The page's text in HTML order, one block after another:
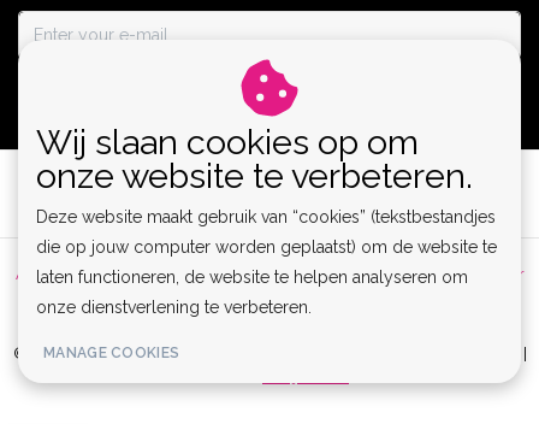
Algemene voorwaarden | Privacy Policy | Sitemap |
Disclaimer
RSS Feed
© Copyright 2026 - Lamor | Clubwear, Lingerie & Kinky Fashion XS-6XL |
Wij slaan cookies op om
onze website te verbeteren.
Deze website maakt gebruik van “cookies” (tekstbestandjes
die op jouw computer worden geplaatst) om de website te
laten functioneren, de website te helpen analyseren om
onze dienstverlening te verbeteren.
MANAGE COOKIES